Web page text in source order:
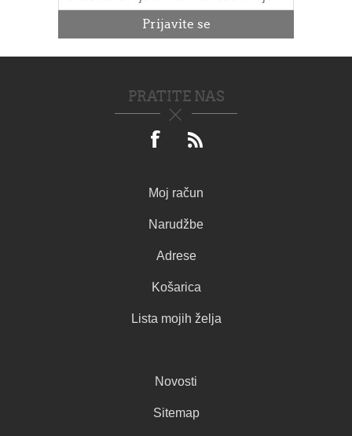
PRATITE NAS
Moj račun
Narudžbe
Adrese
Košarica
Lista mojih želja
Novosti
Sitemap